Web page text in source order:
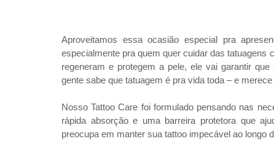
Aproveitamos essa ocasião especial pra
especialmente pra quem quer cuidar das tatuagens
regeneram e protegem a pele, ele vai garantir
gente sabe que tatuagem é pra vida toda – e
Nosso Tattoo Care foi formulado pensando nas
rápida absorção e uma barreira protetora que
preocupa em manter sua tattoo impecável ao longo